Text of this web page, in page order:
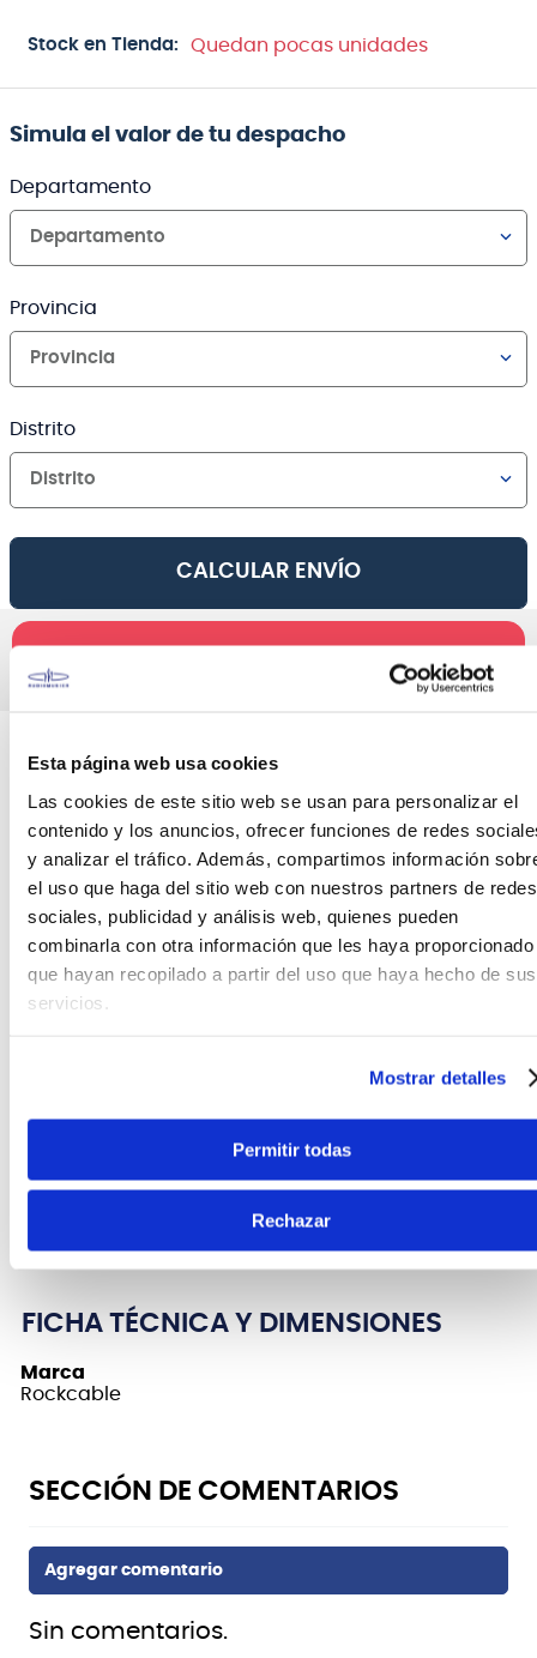
Esta página web usa cookies
Las cookies de este sitio web se usan para personalizar el
contenido y los anuncios, ofrecer funciones de redes
y analizar el tráfico. Además, compartimos información
el uso que haga del sitio web con nuestros partners de redes
sociales, publicidad y análisis web, quienes pueden
combinarla con otra información que les haya proporcionado
que hayan recopilado a partir del uso que haya hecho de sus
servicios.
Mostrar detalles
Permitir todas
Rechazar
Stock en Tienda: Quedan pocas unidades
Simula el valor de tu despacho
Departamento
Departamento
Provincia
Provincia
Distrito
Distrito
CALCULAR ENVÍO
Canales de venta y asesoría
+51 977 624 112
CARACTERÍSTICAS DEL PRODUCTO
compactos con un diseño omnidireccional. Se
hacia la izquierda y hacia la derecha, y se
bloquean en su lugar con dos tornillos de cabeza
hexagonal.
FICHA TÉCNICA Y DIMENSIONES
Marca
Rockcable
Sin comentarios.